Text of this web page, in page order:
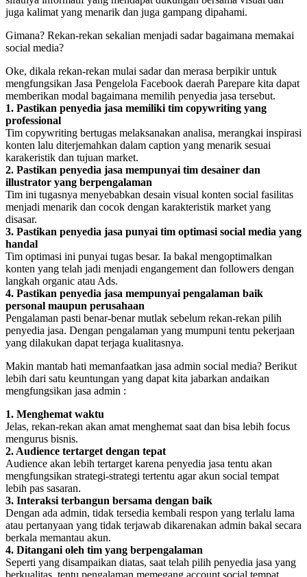
juga kalimat yang menarik dan juga gampang dipahami.
Gimana? Rekan-rekan sekalian menjadi sadar bagaimana memakai
social media?
Oke, dikala rekan-rekan mulai sadar dan merasa berpikir untuk
mengfungsikan Jasa Pengelola Facebook daerah Parepare kita dapat
memberikan modal bagaimana memilih penyedia jasa tersebut.
1. Pastikan penyedia jasa memiliki tim copywriting yang
professional
Tim copywriting bertugas melaksanakan analisa, merangkai inspirasi
konten lalu diterjemahkan dalam caption yang menarik sesuai
karakeristik dan tujuan market.
2. Pastikan penyedia jasa mempunyai tim desainer dan
illustrator yang berpengalaman
Tim ini tugasnya menyebabkan desain visual konten social fasilitas
menjadi menarik dan cocok dengan karakteristik market yang
disasar.
3. Pastikan penyedia jasa punyai tim optimasi social media yang
handal
Tim optimasi ini punyai tugas besar. Ia bakal mengoptimalkan
konten yang telah jadi menjadi engangement dan followers dengan
langkah organic atau Ads.
4. Pastikan penyedia jasa mempunyai pengalaman baik
personal maupun perusahaan
Pengalaman pasti benar-benar mutlak sebelum rekan-rekan pilih
penyedia jasa. Dengan pengalaman yang mumpuni tentu pekerjaan
yang dilakukan dapat terjaga kualitasnya.
Makin mantab hati memanfaatkan jasa admin social media? Berikut
lebih dari satu keuntungan yang dapat kita jabarkan andaikan
mengfungsikan jasa admin :
1. Menghemat waktu
Jelas, rekan-rekan akan amat menghemat saat dan bisa lebih focus
mengurus bisnis.
2. Audience tertarget dengan tepat
Audience akan lebih tertarget karena penyedia jasa tentu akan
mengfungsikan strategi-strategi tertentu agar akun social tempat
lebih pas sasaran.
3. Interaksi terbangun bersama dengan baik
Dengan ada admin, tidak tersedia kembali respon yang terlalu lama
atau pertanyaan yang tidak terjawab dikarenakan admin bakal secara
berkala memantau akun.
4. Ditangani oleh tim yang berpengalaman
Seperti yang disampaikan diatas, saat telah pilih penyedia jasa yang
berkualitas, tentu pengalaman memegang account social tempat